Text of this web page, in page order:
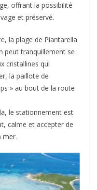
offrant la possibilité
et préservé.
la plage de Piantarella
peut tranquillement se
cristallines qui
la paillote de
» au bout de la route
le stationnement est
calme et accepter de
mer.